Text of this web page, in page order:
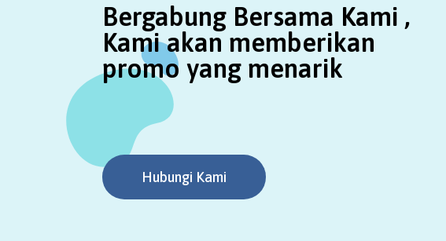
Bergabung Bersama Kami ,
Kami akan memberikan
promo yang menarik
Hubungi Kami